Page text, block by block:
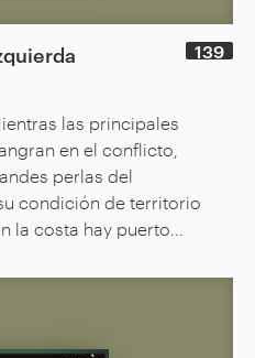
139
las principales
en el conflicto,
perlas del
condición de territorio
la costa hay puerto...